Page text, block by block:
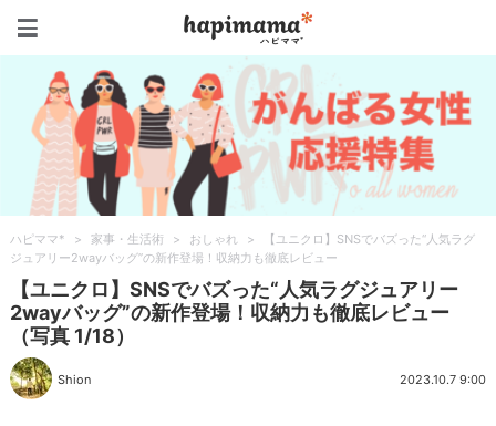
ハピママ* > 家事・生活術 > おしゃれ >
【ユニクロ】SNSでバズった“人気ラグ
ジュアリー2wayバッグ”の新作登場！収納力も徹底レビュー
【ユニクロ】SNSでバズった“人気ラグジュアリー
2wayバッグ”の新作登場！収納力も徹底レビュー
（写真 1/18）
Shion 2023.10.7 9:00